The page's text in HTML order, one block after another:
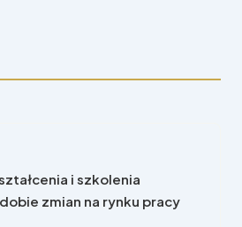
i szkolenia
zmian na rynku pracy